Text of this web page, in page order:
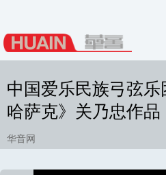
中国爱乐民族弓弦
哈萨克》关乃忠作品
华音网